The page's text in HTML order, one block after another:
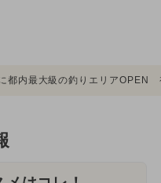
都内最大級の釣りエリアOPEN